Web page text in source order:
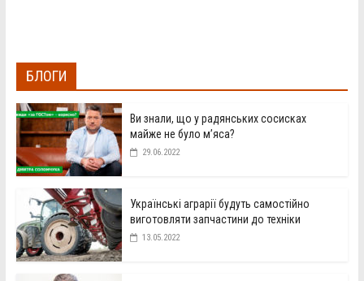
БЛОГИ
Ви знали, що у радянських сосисках
майже не було м’яса?
29.06.2022
Українські аграрії будуть самостійно
виготовляти запчастини до техніки
13.05.2022